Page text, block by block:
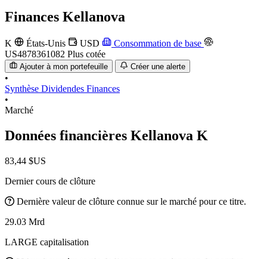
Finances Kellanova
K États-Unis USD
Consommation de base
US4878361082 Plus cotée
Ajouter à mon portefeuille Créer une alerte
•
Synthèse Dividendes Finances
•
Marché
Données financières Kellanova K
83,44 $US
Dernier cours de clôture
Dernière valeur de clôture connue sur le marché pour ce titre.
29.03 Mrd
LARGE capitalisation